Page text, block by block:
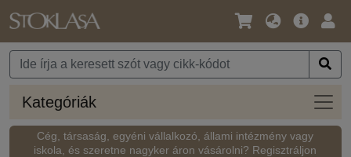
Nyelv
Pénznem
Fő
Kategóriák
Cég, társaság, egyéni vállalkozó, állami intézmény vagy
iskola, és szeretne nagyker áron vásárolni? Regisztráljon